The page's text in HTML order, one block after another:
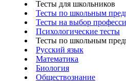
Тесты для школьников
Тесты по школьным
Тесты на выбор
Психологические тесты
Тесты по школьным
Русский язык
Математика
Биология
Обществознание